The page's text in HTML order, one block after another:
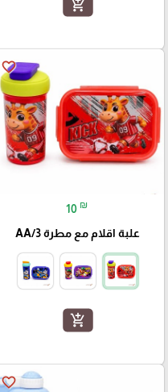
add_shopping_cart
favorite_border
10 ₪
علبة اقلام مع مطرة AA/3
add_shopping_cart
favorite_border